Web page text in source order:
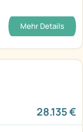
Mehr Details
28.135 €